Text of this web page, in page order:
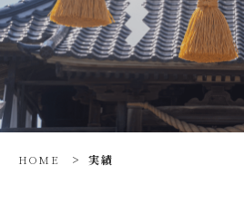
HOME > 実績